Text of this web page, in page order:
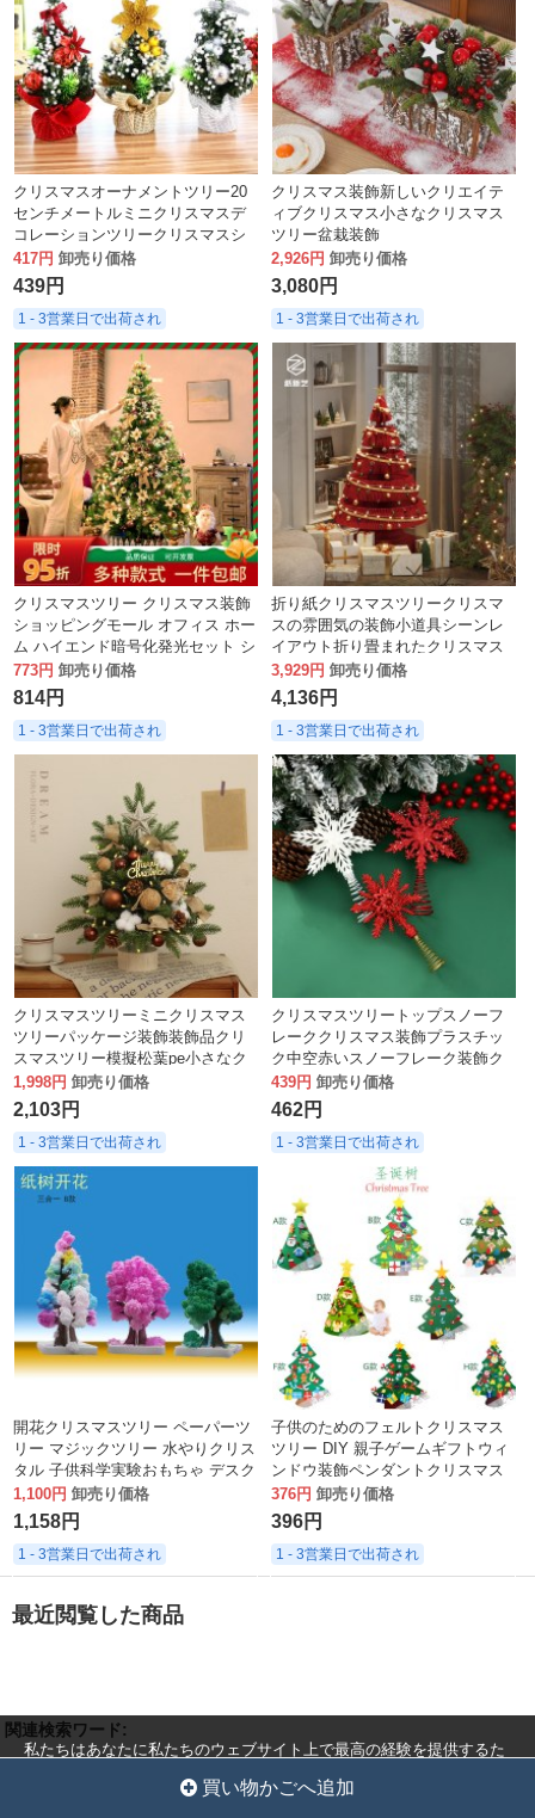
クリスマスオーナメントツリー20
センチメートルミニクリスマスデ
コレーションツリークリスマスシ
ョッピングモールの装飾デスクト
ップオーナメント小さなツリー
417円 卸売り価格
439円
1 - 3営業日で出荷され
クリスマス装飾新しいクリエイテ
ィブクリスマス小さなクリスマス
ツリー盆栽装飾
2,926円 卸売り価格
3,080円
1 - 3営業日で出荷され
クリスマスツリー クリスマス装飾
ショッピングモール オフィス ホー
ム ハイエンド暗号化発光セット シ
ーン装飾装飾品
773円 卸売り価格
814円
1 - 3営業日で出荷され
折り紙クリスマスツリークリスマ
スの雰囲気の装飾小道具シーンレ
イアウト折り畳まれたクリスマス
ツリー
3,929円 卸売り価格
4,136円
1 - 3営業日で出荷され
クリスマスツリーミニクリスマス
ツリーパッケージ装飾装飾品クリ
スマスツリー模擬松葉pe小さなク
リスマスツリー
1,998円 卸売り価格
2,103円
1 - 3営業日で出荷され
クリスマスツリートップスノーフ
レーククリスマス装飾プラスチッ
ク中空赤いスノーフレーク装飾ク
リスマスツリーお祭り雰囲気の装
飾
439円 卸売り価格
462円
1 - 3営業日で出荷され
開花クリスマスツリー ペーパーツ
リー マジックツリー 水やりクリス
タル 子供科学実験おもちゃ デスク
トップ
1,100円 卸売り価格
1,158円
1 - 3営業日で出荷され
子供のためのフェルトクリスマス
ツリー DIY 親子ゲームギフトウィ
ンドウ装飾ペンダントクリスマス
ツリー
376円 卸売り価格
396円
1 - 3営業日で出荷され
最近閲覧した商品
関連検索ワード:
マジッククリスマスツリー子供の手作り diy 自家製紙の木の花クリスマ
スギフトの装飾品創造的な知育玩具
買い物かごへ追加
私たちはあなたに私たちのウェブサイト上で最高の経験を提供するた
クッキー設定